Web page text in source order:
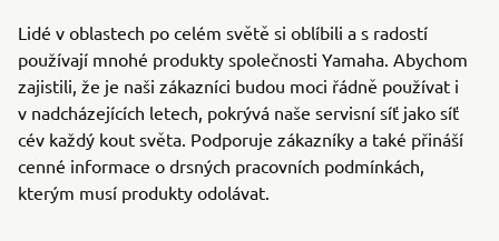
Lidé v oblastech po celém světě si oblíbili a s radostí
používají mnohé produkty společnosti Yamaha. Abychom
zajistili, že je naši zákazníci budou moci řádně používat i
v nadcházejících letech, pokrývá naše servisní síť jako síť
cév každý kout světa. Podporuje zákazníky a také přináší
cenné informace o drsných pracovních podmínkách,
kterým musí produkty odolávat.